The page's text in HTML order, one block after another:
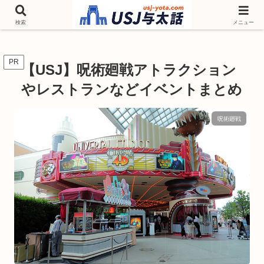
チケットやシーズンイベント ニンテンドーワールド アトラクションなどユニ
バを歩いて情報収集しています
PR 【USJ】呪術廻戦アトラクション
やレストランなどイベントまとめ
呪術廻戦
検索 メニュー